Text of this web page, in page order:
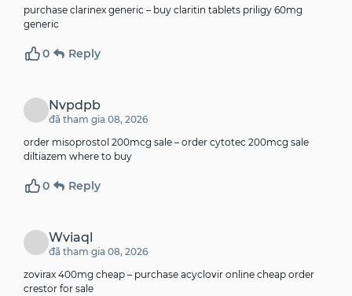
purchase clarinex generic – buy claritin tablets priligy 60mg
generic
0 Reply
Nvpdpb
đã tham gia 08, 2026
order misoprostol 200mcg sale – order cytotec 200mcg sale
diltiazem where to buy
0 Reply
Wviaql
đã tham gia 08, 2026
zovirax 400mg cheap – purchase acyclovir online cheap order
crestor for sale